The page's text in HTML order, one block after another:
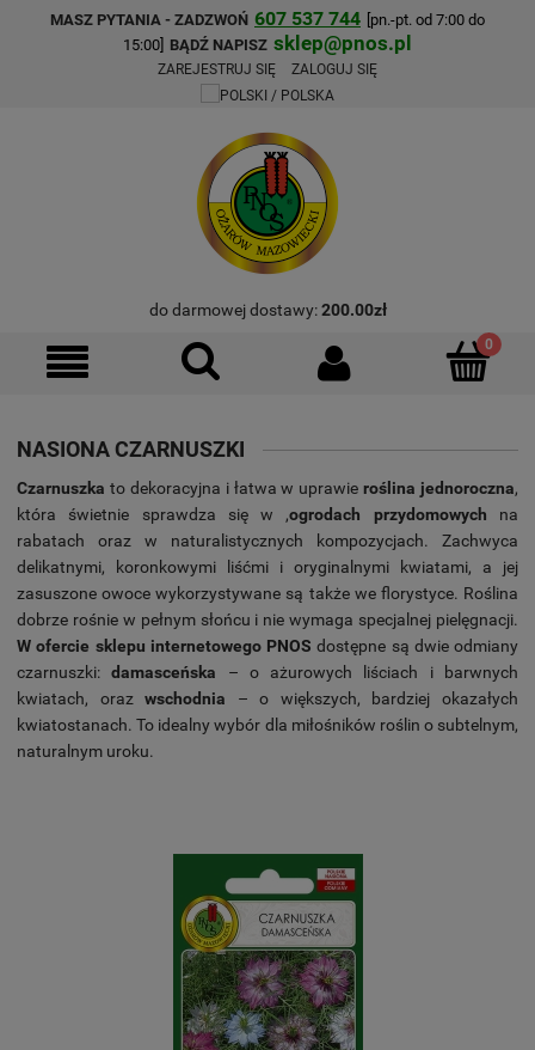
MASZ PYTANIA - ZADZWOŃ 607 537 744 [pn.-pt. od 7:00 do
15:00] BĄDŹ NAPISZ sklep@pnos.pl
ZAREJESTRUJ SIĘ ZALOGUJ SIĘ
do darmowej dostawy:200.00zł
NASIONA CZARNUSZKI
Czarnuszka to dekoracyjna i łatwa w uprawieroślina jednoroczna,
która świetnie sprawdza się w ,ogrodach przydomowych na
rabatach oraz w naturalistycznych kompozycjach. Zachwyca
delikatnymi, koronkowymi liśćmi i oryginalnymi kwiatami, a jej
zasuszone owoce wykorzystywane są także we florystyce. Roślina
dobrze rośnie w pełnym słońcu i nie wymaga specjalnej pielęgnacji.
W ofercie sklepu internetowego PNOS dostępne są dwie odmiany
czarnuszki:damasceńska – o ażurowych liściach i barwnych
kwiatach, orazwschodnia – o większych, bardziej okazałych
kwiatostanach. To idealny wybór dla miłośników roślin o subtelnym,
naturalnym uroku.